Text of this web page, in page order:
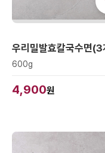
우리밀발효칼국수면
600g
4,900원